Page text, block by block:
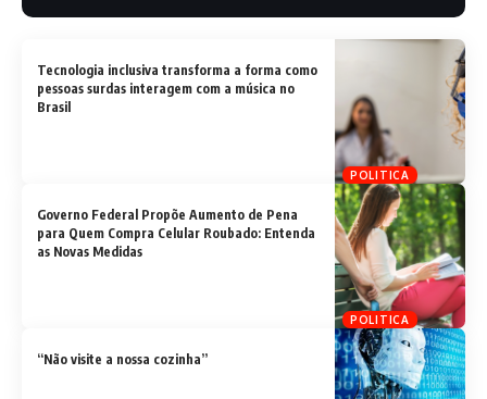
POLITICA
Tecnologia inclusiva transforma a forma como
pessoas surdas interagem com a música no
Brasil
POLITICA
Governo Federal Propõe Aumento de Pena
para Quem Compra Celular Roubado: Entenda
as Novas Medidas
“Não visite a nossa cozinha”